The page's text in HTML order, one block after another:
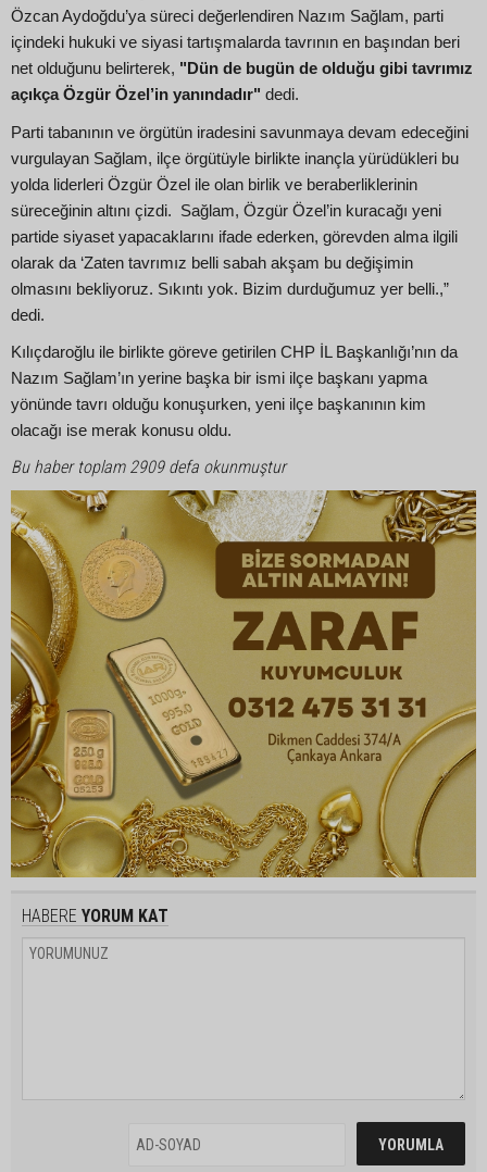
Özcan Aydoğdu’ya süreci değerlendiren Nazım Sağlam, parti
içindeki hukuki ve siyasi tartışmalarda tavrının en başından beri
net olduğunu belirterek, "Dün de bugün de olduğu gibi tavrımız
açıkça Özgür Özel’in yanındadır" dedi.
Parti tabanının ve örgütün iradesini savunmaya devam edeceğini
vurgulayan Sağlam, ilçe örgütüyle birlikte inançla yürüdükleri bu
yolda liderleri Özgür Özel ile olan birlik ve beraberliklerinin
süreceğinin altını çizdi. Sağlam, Özgür Özel’in kuracağı yeni
partide siyaset yapacaklarını ifade ederken, görevden alma ilgili
olarak da ‘Zaten tavrımız belli sabah akşam bu değişimin
olmasını bekliyoruz. Sıkıntı yok. Bizim durduğumuz yer belli.,”
dedi.
Kılıçdaroğlu ile birlikte göreve getirilen CHP İL Başkanlığı’nın da
Nazım Sağlam’ın yerine başka bir ismi ilçe başkanı yapma
yönünde tavrı olduğu konuşurken, yeni ilçe başkanının kim
olacağı ise merak konusu oldu.
Bu haber toplam 2909 defa okunmuştur
HABERE YORUM KAT